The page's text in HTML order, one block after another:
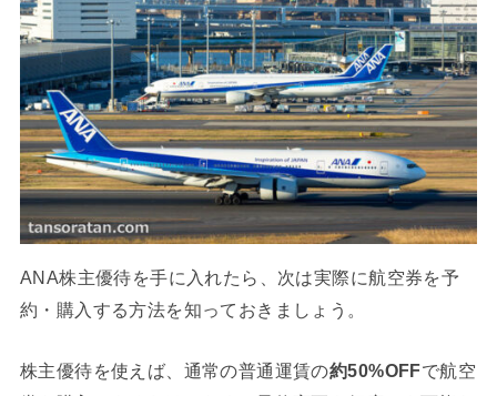
ANA株主優待を手に入れたら、次は実際に航空券を予
約・購入する方法を知っておきましょう。
株主優待を使えば、通常の普通運賃の約50%OFFで航空